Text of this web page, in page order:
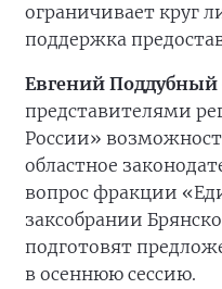
ограничивает круг
поддержка
Евгений Поддубный
представителями
России»
областное
вопрос фракции
заксобрании
подготовят
в осеннюю сессию.